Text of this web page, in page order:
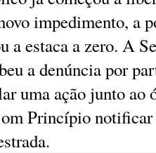
impedimento, a
a estaca a zero. A
a denúncia por
uma ação junto ao
Princípio notificar